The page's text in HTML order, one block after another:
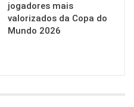
jogadores mais
valorizados da Copa do
Mundo 2026